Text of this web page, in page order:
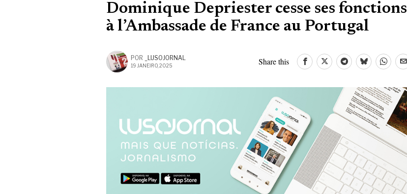
Dominique Depriester cesse ses fonctions
à l’Ambassade de France au Portugal
POR _LUSOJORNAL
19 JANEIRO, 2025 Share this